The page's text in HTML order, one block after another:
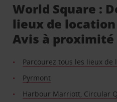
World Square :
lieux de
Avis à proximité
Parcourez tous les lieux
Pyrmont
Harbour Marriott, Circular